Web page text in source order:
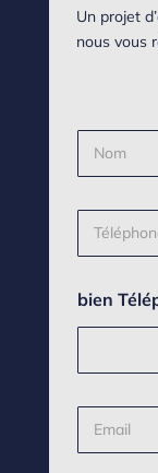
Un projet
nous vous
N
m
T
l
p
h
*
bien
E
m